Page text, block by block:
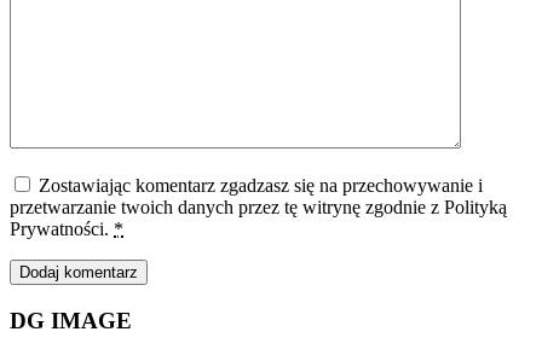
Zostawiając komentarz zgadzasz się na przechowywanie i
przetwarzanie twoich danych przez tę witrynę zgodnie z Polityką
Prywatności. *
DG IMAGE